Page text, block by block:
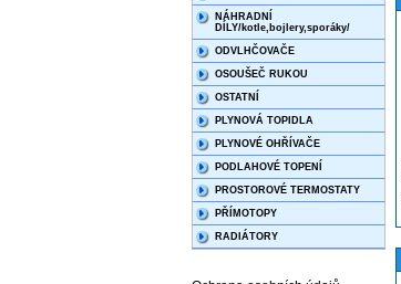
NÁHRADNÍ
DÍLY/kotle,bojlery,sporáky/
ODVLHČOVAČE
OSOUŠEČ RUKOU
OSTATNÍ
PLYNOVÁ TOPIDLA
PLYNOVÉ OHŘÍVAČE
PODLAHOVÉ TOPENÍ
PROSTOROVÉ TERMOSTATY
PŘÍMOTOPY
RADIÁTORY